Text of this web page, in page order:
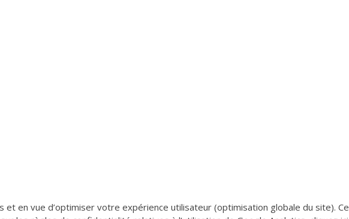
en vue d’optimiser votre expérience utilisateur (optimisation globale du site). Ce